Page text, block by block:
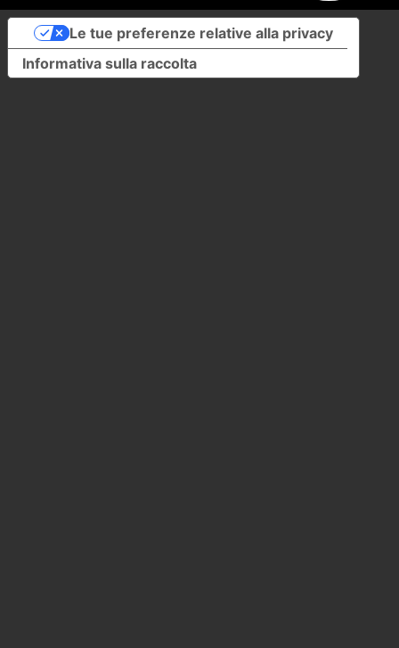
Informativa sulla raccolta
Le tue preferenze relative alla privacy